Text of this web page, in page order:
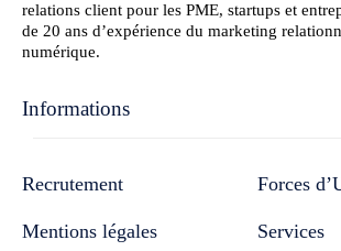
relations client pour les PME, startups et
de 20 ans d’expérience du marketing
numérique.
Informations
Recrutement
Mentions légales
Forces
Services